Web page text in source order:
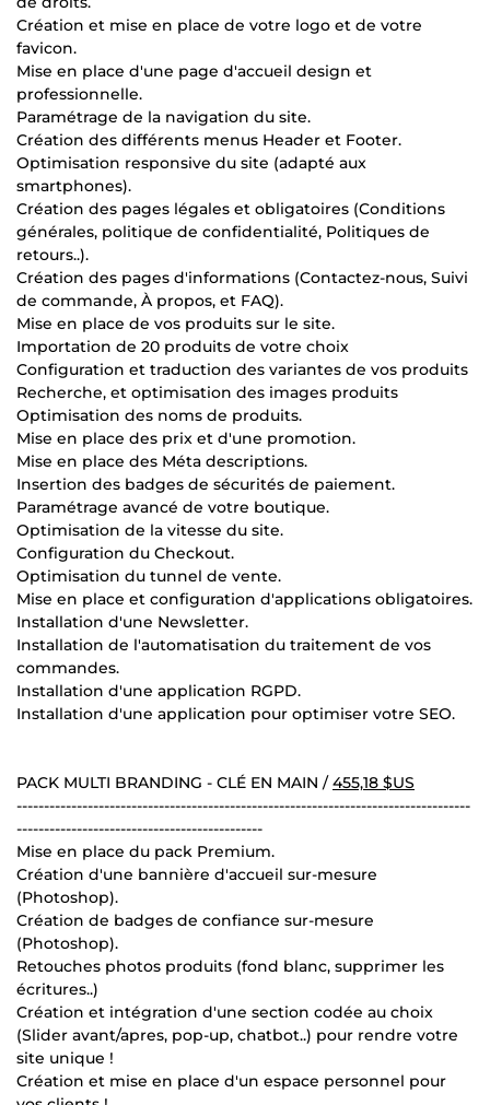
Création et mise en place de votre logo et de votre
favicon.
Mise en place d'une page d'accueil design et
professionnelle.
Paramétrage de la navigation du site.
Création des différents menus Header et Footer.
Optimisation responsive du site (adapté aux
smartphones).
Création des pages légales et obligatoires (Conditions
générales, politique de confidentialité, Politiques de
retours..).
Création des pages d'informations (Contactez-nous, Suivi
de commande, À propos, et FAQ).
Mise en place de vos produits sur le site.
Importation de 20 produits de votre choix
Configuration et traduction des variantes de vos produits
Recherche, et optimisation des images produits
Optimisation des noms de produits.
Mise en place des prix et d'une promotion.
Mise en place des Méta descriptions.
Insertion des badges de sécurités de paiement.
Paramétrage avancé de votre boutique.
Optimisation de la vitesse du site.
Configuration du Checkout.
Optimisation du tunnel de vente.
Mise en place et configuration d'applications obligatoires.
Installation d'une Newsletter.
Installation de l'automatisation du traitement de vos
commandes.
Installation d'une application RGPD.
Installation d'une application pour optimiser votre SEO.
PACK MULTI BRANDING - CLÉ EN MAIN /455,18 $US
-----------------------------------------------------------------------------------
---------------------------------------------
Mise en place du pack Premium.
Création d'une bannière d'accueil sur-mesure
(Photoshop).
Création de badges de confiance sur-mesure
(Photoshop).
Retouches photos produits (fond blanc, supprimer les
écritures..)
Création et intégration d'une section codée au choix
(Slider avant/apres, pop-up, chatbot..) pour rendre votre
site unique !
Création et mise en place d'un espace personnel pour